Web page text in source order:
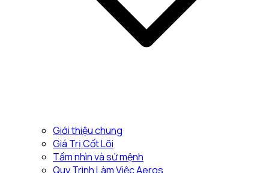
Giới thiệu chung
Giá Trị Cốt Lõi
Tầm nhìn và sứ mệnh
Quy Trình Làm Việc Aeros